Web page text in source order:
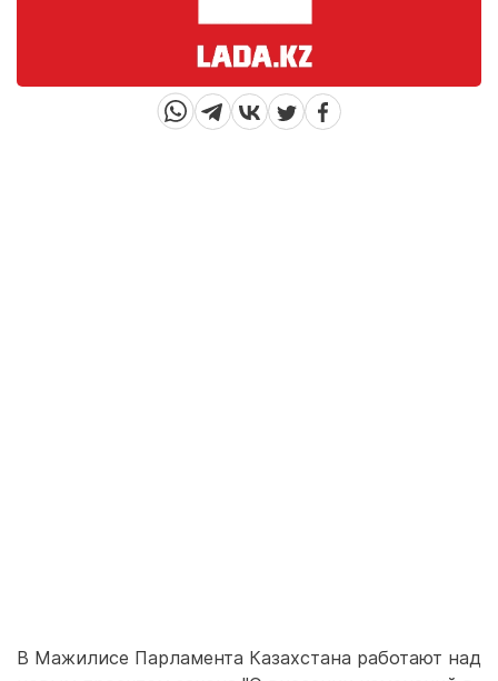
В Мажилисе Парламента Казахстана работают над